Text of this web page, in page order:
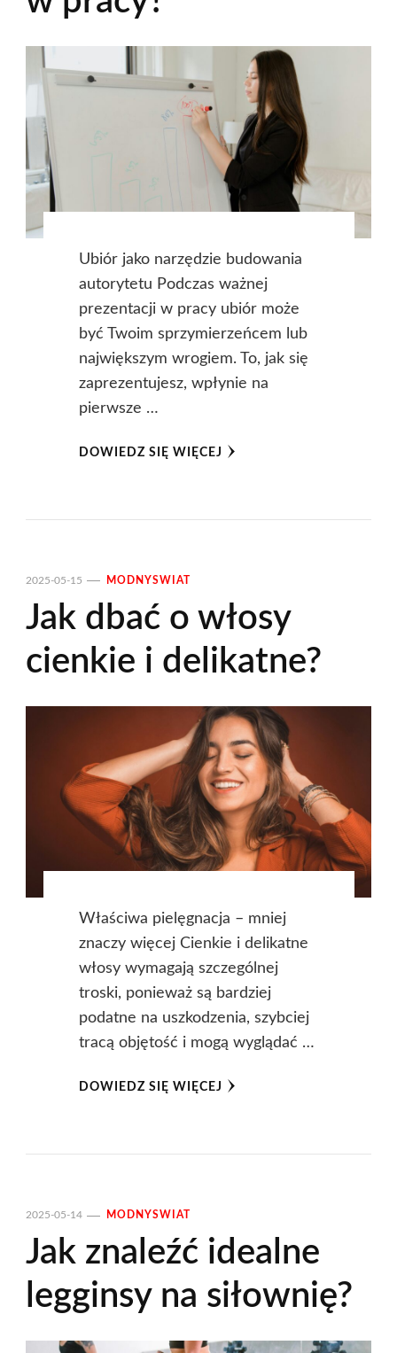
Ubiór jako narzędzie budowania
autorytetu Podczas ważnej
prezentacji w pracy ubiór może
być Twoim sprzymierzeńcem lub
największym wrogiem. To, jak się
zaprezentujesz, wpłynie na
pierwsze …
DOWIEDZ SIĘ WIĘCEJ
2025-05-15 MODNYSWIAT
Jak dbać o włosy
cienkie i delikatne?
Właściwa pielęgnacja – mniej
znaczy więcej Cienkie i delikatne
włosy wymagają szczególnej
troski, ponieważ są bardziej
podatne na uszkodzenia, szybciej
tracą objętość i mogą wyglądać …
DOWIEDZ SIĘ WIĘCEJ
2025-05-14 MODNYSWIAT
Jak znaleźć idealne
legginsy na siłownię?